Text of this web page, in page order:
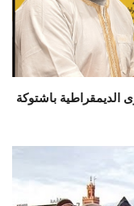
الديمقراطية باشتوكة